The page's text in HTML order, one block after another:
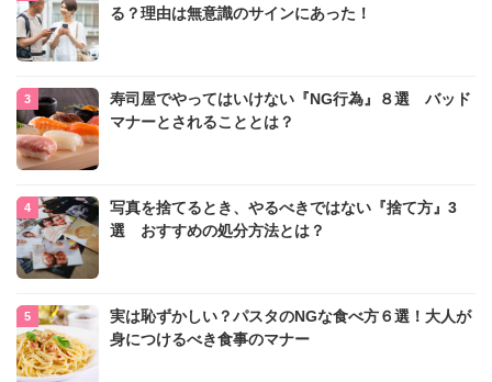
る？理由は無意識のサインにあった！
寿司屋でやってはいけない『NG行為』８選 バッド
マナーとされることとは？
写真を捨てるとき、やるべきではない『捨て方』3
選 おすすめの処分方法とは？
実は恥ずかしい？パスタのNGな食べ方６選！大人が
身につけるべき食事のマナー